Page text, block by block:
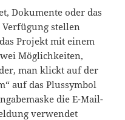
Dokumente oder das
stellen
Projekt mit einem
Möglichkeiten,
man klickt auf der
auf das Plussymbol
die E-Mail-
verwendet